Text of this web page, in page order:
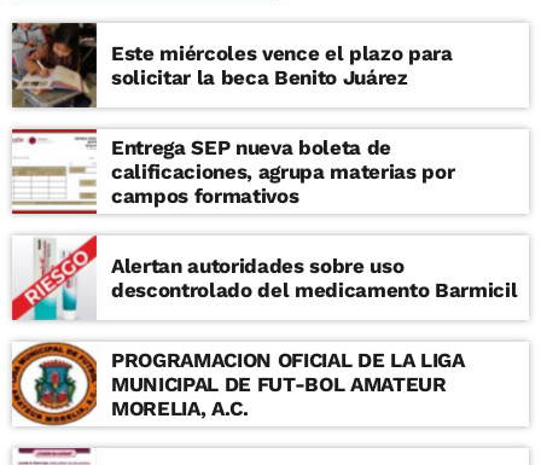
Este miércoles vence el plazo para
solicitar la beca Benito Juárez
Entrega SEP nueva boleta de
calificaciones, agrupa materias por
campos formativos
Alertan autoridades sobre uso
descontrolado del medicamento Barmicil
PROGRAMACION OFICIAL DE LA LIGA
MUNICIPAL DE FUT-BOL AMATEUR
MORELIA, A.C.